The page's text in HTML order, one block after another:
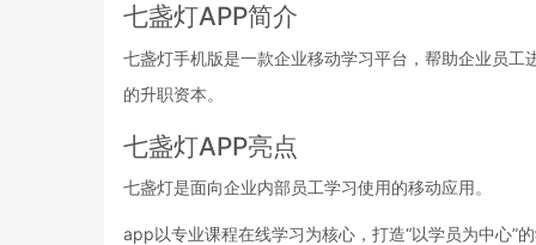
七盏灯APP简介
七盏灯手机版是一款企业移动学习平台，帮助企业员
的升职资本。
七盏灯APP亮点
七盏灯是面向企业内部员工学习使用的移动应用。
app以专业课程在线学习为核心，打造“以学员为中心”